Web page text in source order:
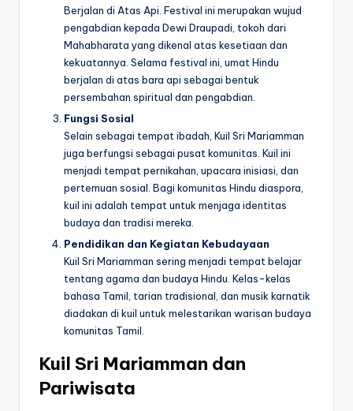
Berjalan di Atas Api. Festival ini merupakan wujud
pengabdian kepada Dewi Draupadi, tokoh dari
Mahabharata yang dikenal atas kesetiaan dan
kekuatannya. Selama festival ini, umat Hindu
berjalan di atas bara api sebagai bentuk
persembahan spiritual dan pengabdian.
Fungsi Sosial
Selain sebagai tempat ibadah, Kuil Sri Mariamman
juga berfungsi sebagai pusat komunitas. Kuil ini
menjadi tempat pernikahan, upacara inisiasi, dan
pertemuan sosial. Bagi komunitas Hindu diaspora,
kuil ini adalah tempat untuk menjaga identitas
budaya dan tradisi mereka.
Pendidikan dan Kegiatan Kebudayaan
Kuil Sri Mariamman sering menjadi tempat belajar
tentang agama dan budaya Hindu. Kelas-kelas
bahasa Tamil, tarian tradisional, dan musik karnatik
diadakan di kuil untuk melestarikan warisan budaya
komunitas Tamil.
Kuil Sri Mariamman dan
Pariwisata